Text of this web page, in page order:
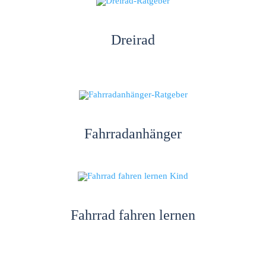
Dreirad
Fahrradanhänger
Fahrrad fahren lernen